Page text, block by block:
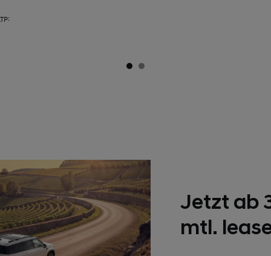
Jetzt ab
mtl.